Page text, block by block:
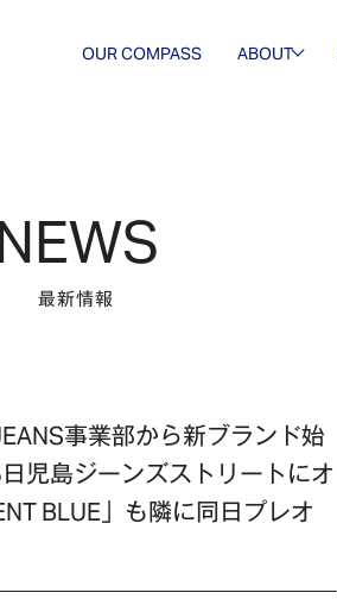
OUR COMPASS ABOUT
最新情報
事業部から新ブランド始
児島ジーンズストリートにオ
BLUE」も隣に同日プレオ